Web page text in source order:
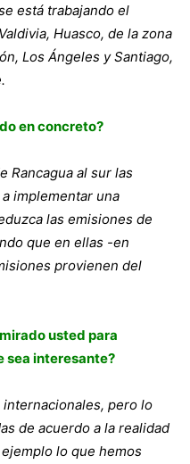
está trabajando el
Huasco, de la zona
Los Ángeles y Santiago,
en concreto?
Rancagua al sur las
implementar una
las emisiones de
que en ellas -en
provienen del
usted para
sea interesante?
pero lo
de acuerdo a la realidad
lo que hemos